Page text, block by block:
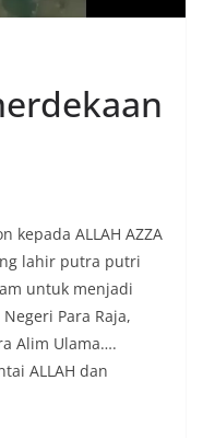
kepada ALLAH AZZA
lahir putra putri
untuk menjadi
Para Raja,
Alim Ulama….
ALLAH dan